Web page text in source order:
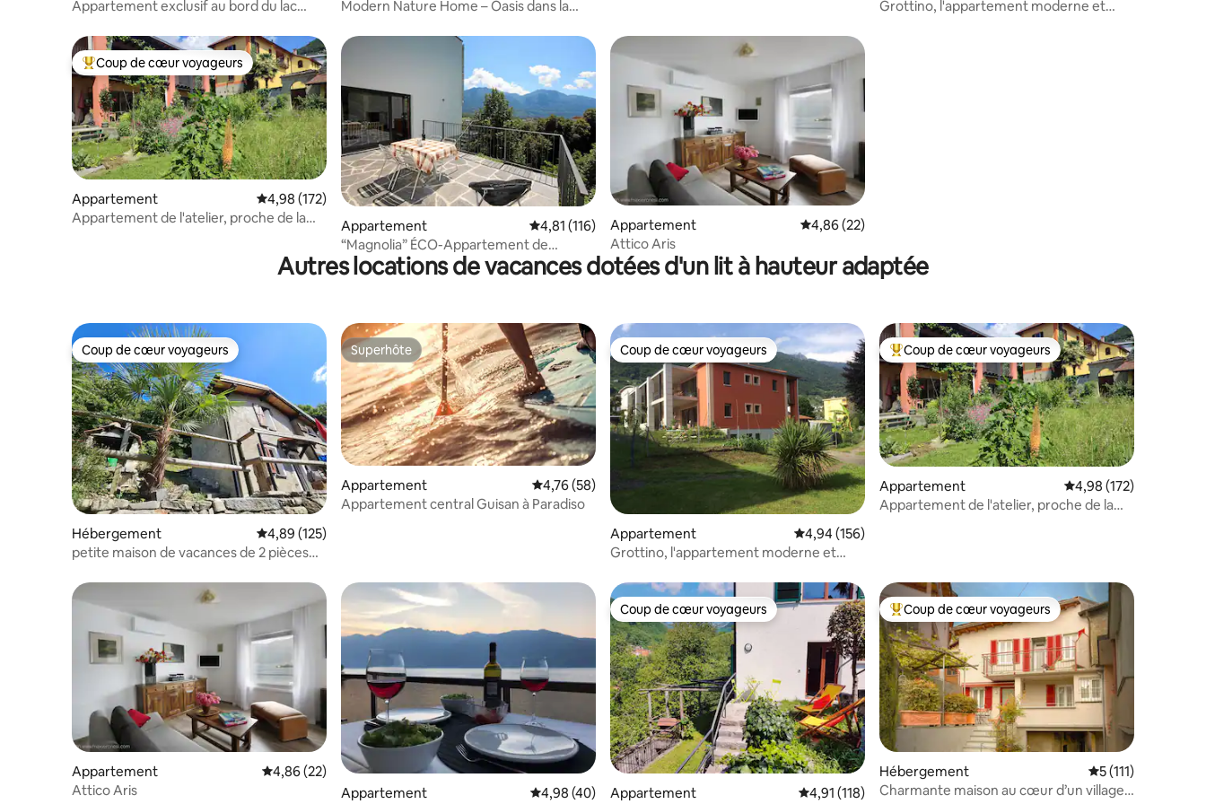
Appartement exclusif au bord du lac
Modern Nature Home – Oasis dans la
Grottino, l'appartement moderne et
Coups de cœur voyageurs les plus appréciés
Coup de cœur voyageurs
Appartement Évaluation moyenne sur la base de 172 commentaires : 4,98 sur 5
4,98 (172)
Appartement de l'atelier, proche de la
Appartement Évaluation moyenne sur la base de 116 commentaires : 4,81 sur 5
4,81 (116)
“Magnolia” ÉCO-Appartement de
vacances Gordola
Appartement Évaluation moyenne sur la base de 22 commentaires : 4,86 sur 5
4,86 (22)
Attico Aris
Autres locations de vacances dotées d'un lit à hauteur adaptée
Coup de cœur voyageurs
Coup de cœur voyageurs
Hébergement Évaluation moyenne sur la base de 125 commentaires : 4,89 sur 5
4,89 (125)
petite maison de vacances de 2 pièces
Superhôte
Superhôte
Appartement Évaluation moyenne sur la base de 58 commentaires : 4,76 sur 5
4,76 (58)
Appartement central Guisan à Paradiso
Coup de cœur voyageurs
Coup de cœur voyageurs
Appartement Évaluation moyenne sur la base de 156 commentaires : 4,94 sur 5
4,94 (156)
Grottino, l'appartement moderne et
Coups de cœur voyageurs les plus appréciés
Coup de cœur voyageurs
Appartement Évaluation moyenne
4,98 (172)
Appartement de l'atelier, proche de la
Appartement Évaluation moyenne sur la base de 22 commentaires : 4,86 sur 5
4,86 (22)
Attico Aris
Appartement Évaluation moyenne sur la base de 40 commentaires : 4,98 sur 5
4,98 (40)
Coup de cœur voyageurs
Coup de cœur voyageurs
Appartement Évaluation moyenne sur la base de 118 commentaires : 4,91 sur 5
4,91 (118)
Coups de cœur voyageurs les plus appréciés
Coup de cœur voyageurs
Hébergement Évaluation
5 (111)
Charmante maison au cœur d’un village